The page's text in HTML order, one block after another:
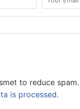
to reduce spam.
is processed.